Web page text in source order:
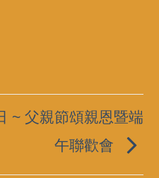
~ 父親節頌親恩暨端
午聯歡會